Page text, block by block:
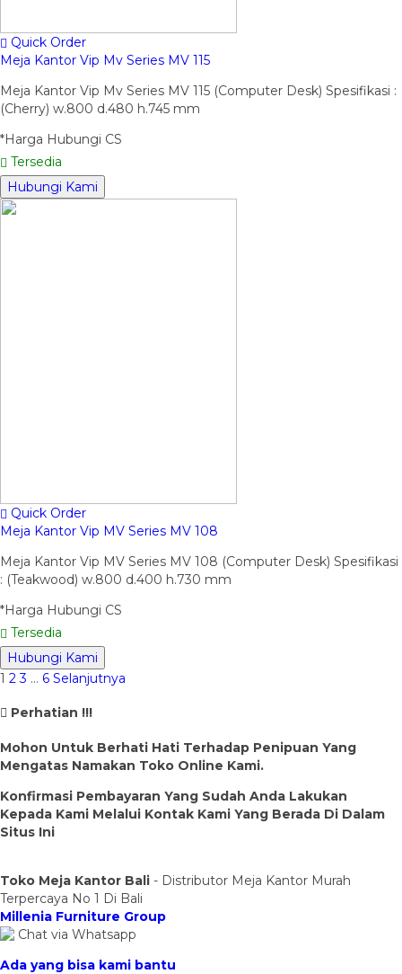
Quick Order
Meja Kantor Vip Mv Series MV 115
Meja Kantor Vip Mv Series MV 115 (Computer Desk) Spesifikasi :
(Cherry) w.800 d.480 h.745 mm
*Harga Hubungi CS
Tersedia
Hubungi Kami
Quick Order
Meja Kantor Vip MV Series MV 108
Meja Kantor Vip MV Series MV 108 (Computer Desk) Spesifikasi
: (Teakwood) w.800 d.400 h.730 mm
*Harga Hubungi CS
Tersedia
Hubungi Kami
1 2 3 … 6 Selanjutnya
Perhatian !!!
Mohon Untuk Berhati Hati Terhadap Penipuan Yang
Mengatas Namakan Toko Online Kami.
Konfirmasi Pembayaran Yang Sudah Anda Lakukan
Kepada Kami Melalui Kontak Kami Yang Berada Di Dalam
Situs Ini
Toko Meja Kantor Bali - Distributor Meja Kantor Murah
Terpercaya No 1 Di Bali
Millenia Furniture Group
Chat via Whatsapp
Ada yang bisa kami bantu